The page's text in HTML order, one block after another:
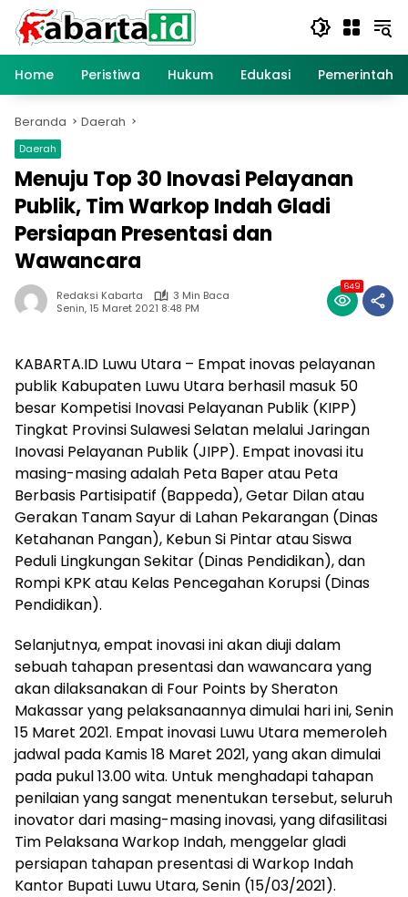
Langsung
konten
Home
Peristiwa Hukum Edukasi
Beranda Daerah
Daerah
Menuju Top 30 Inovasi Pelayanan
Publik, Tim Warkop Indah Gladi
Persiapan Presentasi dan
Wawancara
Redaksi Kabarta
3 Min Baca
Senin, 15 Maret 2021 8:48 PM
649
KABARTA.ID Luwu Utara – Empat inovas pelayanan
publik Kabupaten Luwu Utara berhasil masuk 50
besar Kompetisi Inovasi Pelayanan Publik (KIPP)
Tingkat Provinsi Sulawesi Selatan melalui Jaringan
Inovasi Pelayanan Publik (JIPP). Empat inovasi itu
masing-masing adalah Peta Baper atau Peta
Berbasis Partisipatif (Bappeda), Getar Dilan atau
Gerakan Tanam Sayur di Lahan Pekarangan (Dinas
Ketahanan Pangan), Kebun Si Pintar atau Siswa
Peduli Lingkungan Sekitar (Dinas Pendidikan), dan
Rompi KPK atau Kelas Pencegahan Korupsi (Dinas
Pendidikan).
Selanjutnya, empat inovasi ini akan diuji dalam
sebuah tahapan presentasi dan wawancara yang
akan dilaksanakan di Four Points by Sheraton
Makassar yang pelaksanaannya dimulai hari ini, Senin
15 Maret 2021. Empat inovasi Luwu Utara memeroleh
jadwal pada Kamis 18 Maret 2021, yang akan dimulai
pada pukul 13.00 wita. Untuk menghadapi tahapan
penilaian yang sangat menentukan tersebut, seluruh
inovator dari masing-masing inovasi, yang difasilitasi
Tim Pelaksana Warkop Indah, menggelar gladi
persiapan tahapan presentasi di Warkop Indah
Kantor Bupati Luwu Utara, Senin (15/03/2021).